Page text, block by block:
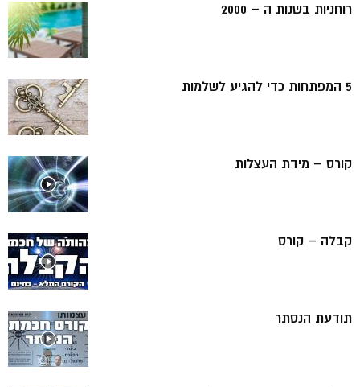
רוחניות בשנות ה – 2000
5 המפתחות כדי להגיע לשלמות
קורס – מידת העצלות
קבלה – קורס
תודעת הנסתר